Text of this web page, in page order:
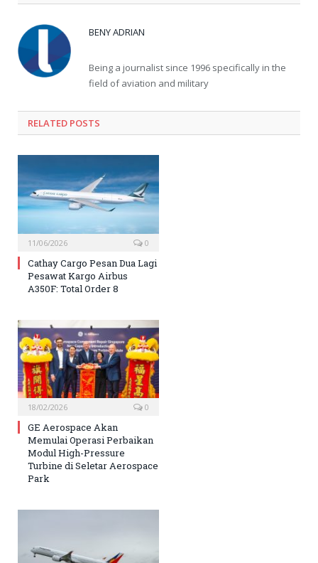
BENY ADRIAN
Being a journalist since 1996 specifically in the
field of aviation and military
RELATED POSTS
11/06/2026 0
Cathay Cargo Pesan Dua Lagi
Pesawat Kargo Airbus
A350F: Total Order 8
18/02/2026 0
GE Aerospace Akan
Memulai Operasi Perbaikan
Modul High-Pressure
Turbine di Seletar Aerospace
Park